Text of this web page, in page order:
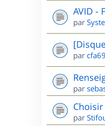
AVID -
par
par cfa69
par
Choisir
par